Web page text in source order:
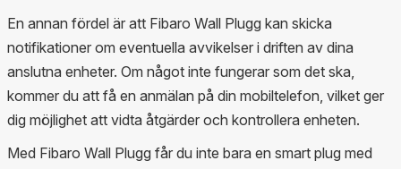
En annan fördel är att Fibaro Wall Plugg kan skicka
notifikationer om eventuella avvikelser i driften av dina
anslutna enheter. Om något inte fungerar som det ska,
kommer du att få en anmälan på din mobiltelefon, vilket ger
dig möjlighet att vidta åtgärder och kontrollera enheten.
Med Fibaro Wall Plugg får du inte bara en smart plug med